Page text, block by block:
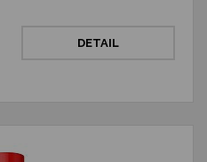
DETAIL